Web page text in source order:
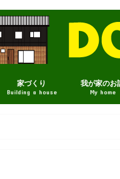
家づくり
Building a house
我が家のお
My home